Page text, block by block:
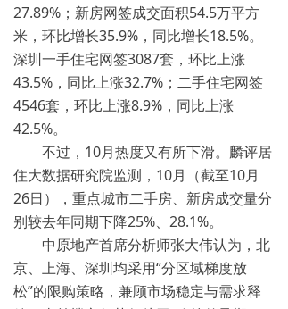
27.89%；新房网签成交面积54.5万平方
米，环比增长35.9%，同比增长18.5%。
深圳一手住宅网签3087套，环比上涨
43.5%，同比上涨32.7%；二手住宅网签
4546套，环比上涨8.9%，同比上涨
42.5%。
不过，10月热度又有所下滑。麟评居
住大数据研究院监测，10月（截至10月
26日），重点城市二手房、新房成交量分
别较去年同期下降25%、28.1%。
中原地产首席分析师张大伟认为，北
京、上海、深圳均采用“分区域梯度放
松”的限购策略，兼顾市场稳定与需求释